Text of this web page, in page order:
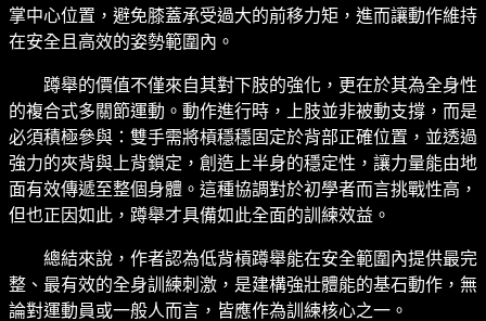
掌中心位置，避免膝蓋承受過大的前移力矩，進而讓動作維持
在安全且高效的姿勢範圍內。
蹲舉的價值不僅來自其對下肢的強化，更在於其為全身性
的複合式多關節運動。動作進行時，上肢並非被動支撐，而是
必須積極參與：雙手需將槓穩穩固定於背部正確位置，並透過
強力的夾背與上背鎖定，創造上半身的穩定性，讓力量能由地
面有效傳遞至整個身體。這種協調對於初學者而言挑戰性高，
但也正因如此，蹲舉才具備如此全面的訓練效益。
總結來說，作者認為低背槓蹲舉能在安全範圍內提供最完
整、最有效的全身訓練刺激，是建構強壯體能的基石動作，無
論對運動員或一般人而言，皆應作為訓練核心之一。